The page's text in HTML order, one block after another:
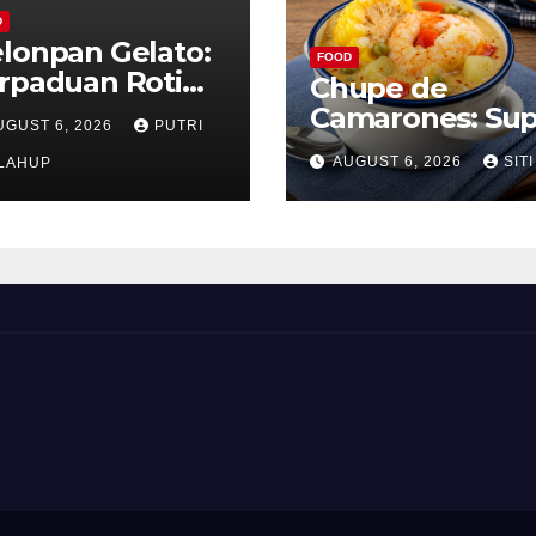
Gelato:
Roti
dan Es
Lembut yang
6, 2026 PUTRI
FOOD
Chupe de
Camarones:
Udang Khas
yang Gurih
AUGUST 6, 2026 SITI